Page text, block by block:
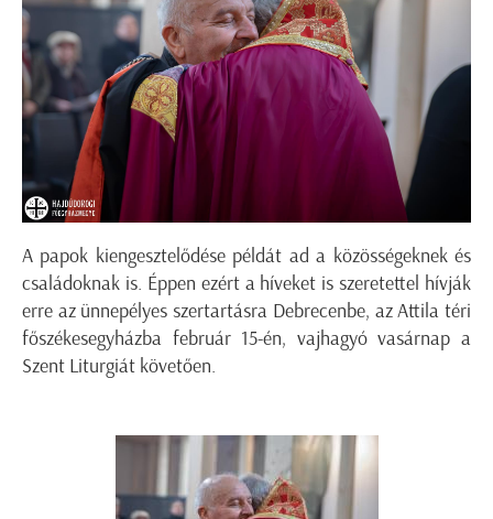
A papok kiengesztelődése példát ad a közösségeknek és
családoknak is. Éppen ezért a híveket is szeretettel hívják
erre az ünnepélyes szertartásra Debrecenbe, az Attila téri
főszékesegyházba február 15-én, vajhagyó vasárnap a
Szent Liturgiát követően.